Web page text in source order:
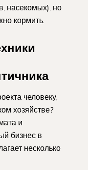
насекомых), но
кормить.
человеку,
хозяйстве?
и
бизнес в
несколько